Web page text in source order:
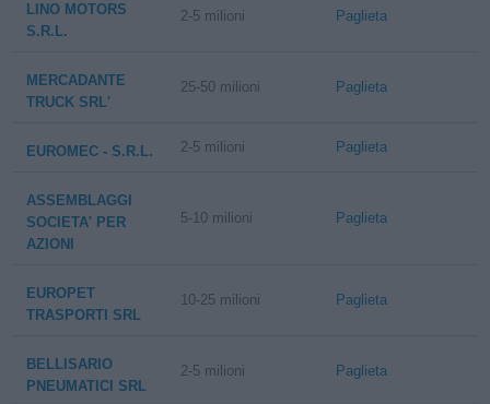
LINO MOTORS
S.R.L.
2-5 milioni Paglieta
MERCADANTE
TRUCK SRL'
25-50 milioni Paglieta
EUROMEC - S.R.L. 2-5 milioni Paglieta
ASSEMBLAGGI
SOCIETA' PER
AZIONI
5-10 milioni Paglieta
EUROPET
TRASPORTI SRL
10-25 milioni Paglieta
BELLISARIO
PNEUMATICI SRL
2-5 milioni Paglieta